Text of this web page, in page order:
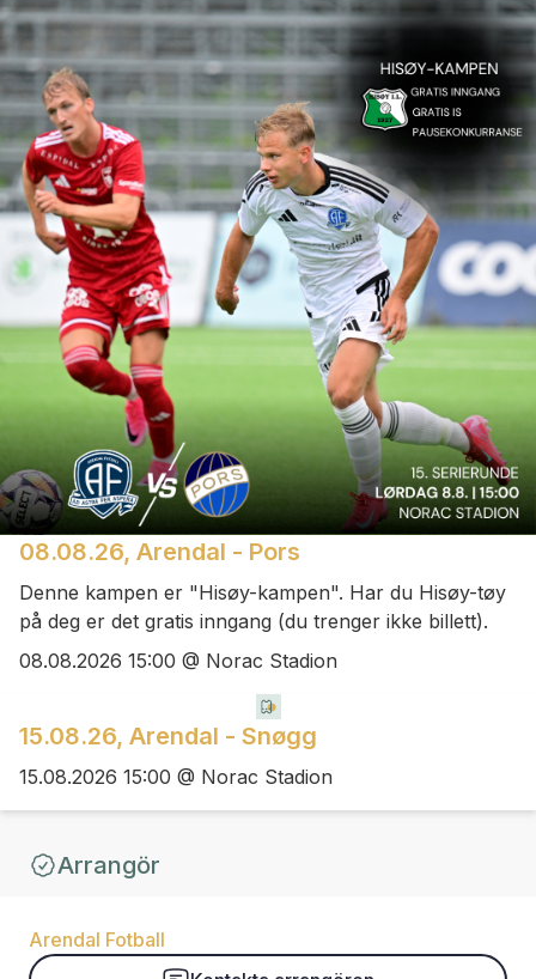
08.08.26, Arendal - Pors
Denne kampen er "Hisøy-kampen". Har du Hisøy-tøy
på deg er det gratis inngang (du trenger ikke billett).
08.08.2026 15:00 @ Norac Stadion
15.08.26, Arendal - Snøgg
15.08.2026 15:00 @ Norac Stadion
Arrangör
Arendal Fotball